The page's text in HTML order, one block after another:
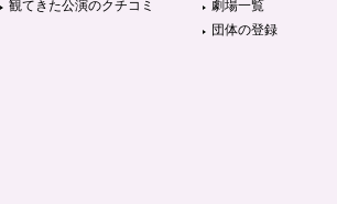
観てきた公演のクチコミ
劇場一覧
団体の登録